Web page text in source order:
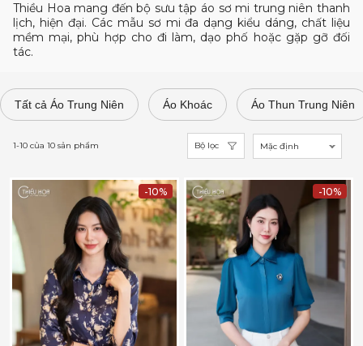
Thiều Hoa mang đến bộ sưu tập áo sơ mi trung niên thanh
lịch, hiện đại. Các mẫu sơ mi đa dạng kiểu dáng, chất liệu
mềm mại, phù hợp cho đi làm, dạo phố hoặc gặp gỡ đối
tác.
Tất cả Áo Trung Niên Áo Khoác Áo Thun Trung Niên
1-10 của 10 sản phẩm Bộ lọc Mặc định
-10% -10%